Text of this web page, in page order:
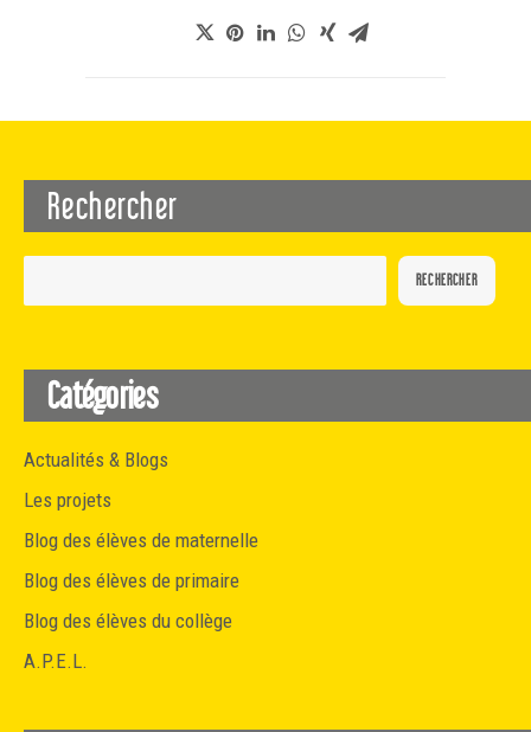
Rechercher
RECHERCHER
Catégories
Actualités & Blogs
Les projets
Blog des élèves de maternelle
Blog des élèves de primaire
Blog des élèves du collège
A.P.E.L.